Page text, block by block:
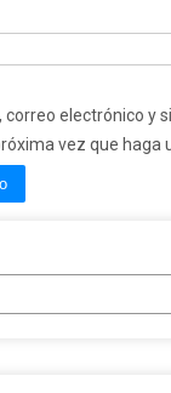
correo electrónico y
vez que haga